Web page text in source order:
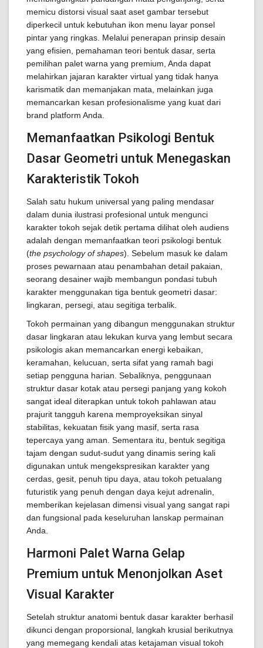
memicu distorsi visual saat aset gambar tersebut
diperkecil untuk kebutuhan ikon menu layar ponsel
pintar yang ringkas. Melalui penerapan prinsip desain
yang efisien, pemahaman teori bentuk dasar, serta
pemilihan palet warna yang premium, Anda dapat
melahirkan jajaran karakter virtual yang tidak hanya
karismatik dan memanjakan mata, melainkan juga
memancarkan kesan profesionalisme yang kuat dari
brand platform Anda.
Memanfaatkan Psikologi Bentuk
Dasar Geometri untuk Menegaskan
Karakteristik Tokoh
Salah satu hukum universal yang paling mendasar
dalam dunia ilustrasi profesional untuk mengunci
karakter tokoh sejak detik pertama dilihat oleh audiens
adalah dengan memanfaatkan teori psikologi bentuk
(the psychology of shapes). Sebelum masuk ke dalam
proses pewarnaan atau penambahan detail pakaian,
seorang desainer wajib membangun pondasi tubuh
karakter menggunakan tiga bentuk geometri dasar:
lingkaran, persegi, atau segitiga terbalik.
Tokoh permainan yang dibangun menggunakan struktur
dasar lingkaran atau lekukan kurva yang lembut secara
psikologis akan memancarkan energi kebaikan,
keramahan, kelucuan, serta sifat yang ramah bagi
setiap pengguna harian. Sebaliknya, penggunaan
struktur dasar kotak atau persegi panjang yang kokoh
sangat ideal diterapkan untuk tokoh pahlawan atau
prajurit tangguh karena memproyeksikan sinyal
stabilitas, kekuatan fisik yang masif, serta rasa
tepercaya yang aman. Sementara itu, bentuk segitiga
tajam dengan sudut-sudut yang dinamis sering kali
digunakan untuk mengekspresikan karakter yang
cerdas, gesit, penuh tipu daya, atau tokoh petualang
futuristik yang penuh dengan daya kejut adrenalin,
memberikan kejelasan dimensi visual yang sangat rapi
dan fungsional pada keseluruhan lanskap permainan
Anda.
Harmoni Palet Warna Gelap
Premium untuk Menonjolkan Aset
Visual Karakter
Setelah struktur anatomi bentuk dasar karakter berhasil
dikunci dengan proporsional, langkah krusial berikutnya
yang memegang kendali atas ketajaman visual tokoh